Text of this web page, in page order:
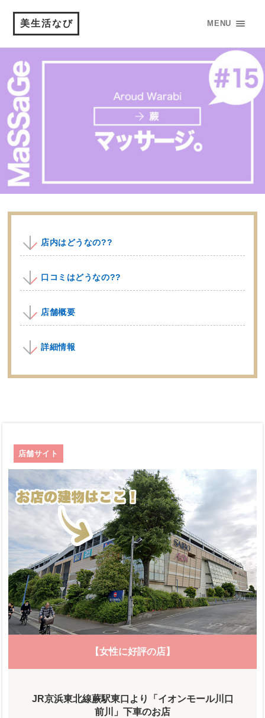
美生活なび MENU
店内はどうなの??
口コミはどうなの??
店舗概要
詳細情報
店舗サイト
【女性に好評の店】
JR京浜東北線蕨駅東口より「イオンモール川口
前川」下車のお店